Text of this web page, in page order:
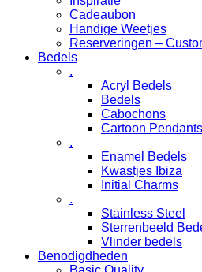
Cadeaubon
Handige Weetjes
Reserveringen –
Bedels
.
Acryl Bedels
Bedels
Cabochons
Cartoon Pendants
.
Enamel Bedels
Kwastjes Ibiza
Initial Charms
.
Stainless Steel
Sterrenbeeld
Vlinder bedels
Benodigdheden